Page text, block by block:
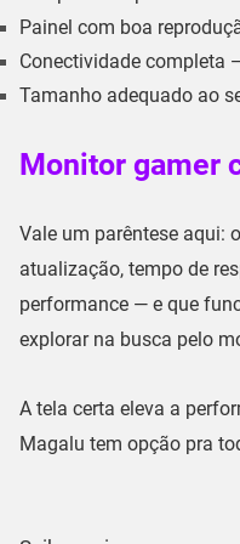
Painel com boa
Conectividade completa
Tamanho adequado ao
Monitor gamer
Vale um parêntese aqui:
atualização, tempo de
performance — e que
explorar na busca pelo
A tela certa eleva a
Magalu tem opção pra